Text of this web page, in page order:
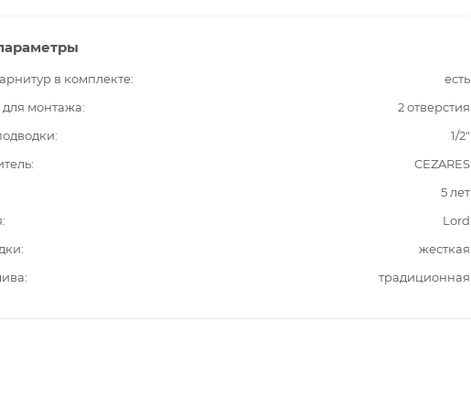
в комплекте
есть
для монтажа
2 отверстия
1/2"
CEZARES
5 лет
Lord
жесткая
традиционная